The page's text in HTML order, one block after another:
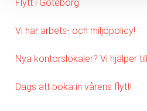
Flytt i Göteborg
Vi har arbets- och miljöpolicy!
Nya kontorslokaler? Vi hjälper
Dags att boka in vårens flytt!